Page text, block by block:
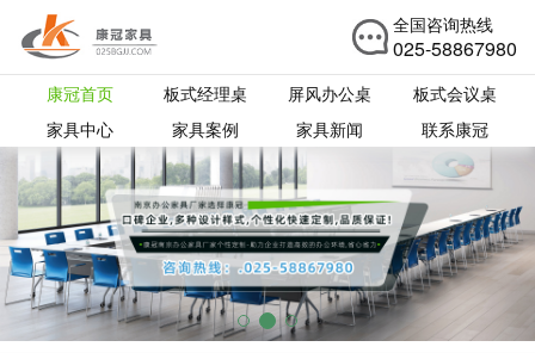
全国咨询热线
025-58867980
康冠首页 板式经理桌 屏风办公桌
板式会议桌
家具中心
家具案例 家具新闻 联系康冠